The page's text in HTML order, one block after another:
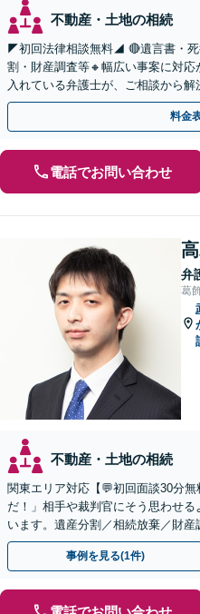
不動産・土地の相続
◤初回法律相談無料◢ 🔴遺言書・
割・財産調査等🔸幅広い事案に対
入れている弁護士が、ご相談から
す。まずはじっくりとお話ししてく
料金
電話でお問い合わせ
弁
葛
不動産・土地の相続
関東エリア対応【💬初回面談30分
だ！」相手や裁判官にそう思わせ
います。遺産分割／相続放棄／財
豊富な事務所。複雑な手続を代行【
事例を見る(1件)